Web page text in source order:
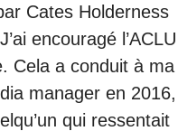
Cates Holderness
encouragé l’ACLU
Cela a conduit à ma
manager en 2016,
qui ressentait